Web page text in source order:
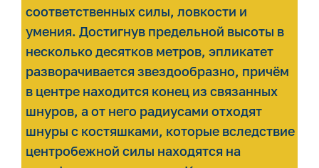
соответственных силы, ловкости и
умения. Достигнув предельной высоты в
несколько десятков метров, эпликатет
разворачивается звездообразно, причём
в центре находится конец из связанных
шнуров, а от него радиусами отходят
шнуры с костяшками, которые вследствие
центробежной силы находятся на